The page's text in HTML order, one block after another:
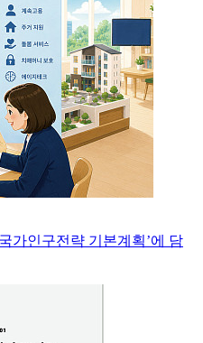
가인구전략 기본계획’에 담